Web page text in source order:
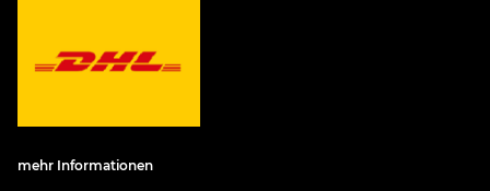
mehr Informationen